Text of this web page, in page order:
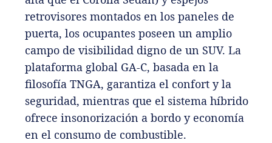
retrovisores montados en los paneles de
puerta, los ocupantes poseen un amplio
campo de visibilidad digno de un SUV. La
plataforma global GA-C, basada en la
filosofía TNGA, garantiza el confort y la
seguridad, mientras que el sistema híbrido
ofrece insonorización a bordo y economía
en el consumo de combustible.